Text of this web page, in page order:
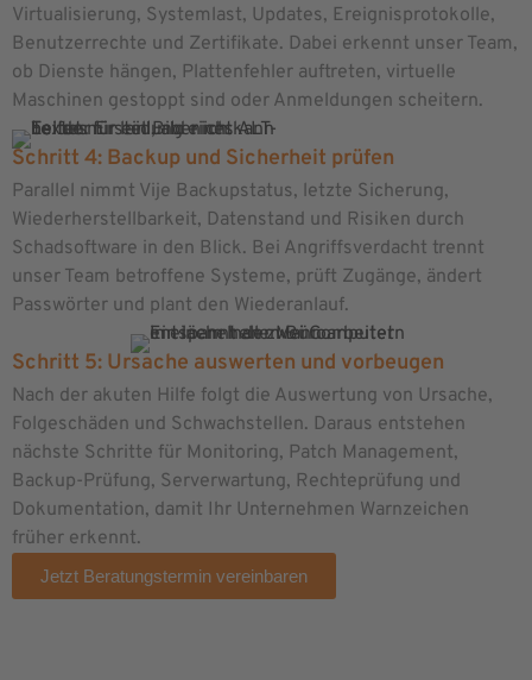
Virtualisierung, Systemlast, Updates, Ereignisprotokolle,
Benutzerrechte und Zertifikate. Dabei erkennt unser Team,
ob Dienste hängen, Plattenfehler auftreten, virtuelle
Maschinen gestoppt sind oder Anmeldungen scheitern.
Schritt 4: Backup und Sicherheit prüfen
Parallel nimmt Vije Backupstatus, letzte Sicherung,
Wiederherstellbarkeit, Datenstand und Risiken durch
Schadsoftware in den Blick. Bei Angriffsverdacht trennt
unser Team betroffene Systeme, prüft Zugänge, ändert
Passwörter und plant den Wiederanlauf.
Schritt 5: Ursache auswerten und vorbeugen
Nach der akuten Hilfe folgt die Auswertung von Ursache,
Folgeschäden und Schwachstellen. Daraus entstehen
nächste Schritte für Monitoring, Patch Management,
Backup-Prüfung, Serverwartung, Rechteprüfung und
Dokumentation, damit Ihr Unternehmen Warnzeichen
früher erkennt.
Jetzt Beratungstermin vereinbaren